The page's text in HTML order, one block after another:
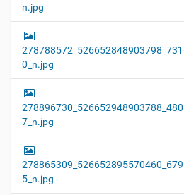
n.jpg
0_n.jpg
7_n.jpg
5_n.jpg